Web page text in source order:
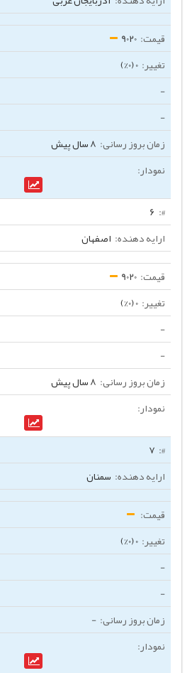
9020
0 (0%)
-
-
8 سال پیش
6
اصفهان
9020
0 (0%)
-
-
8 سال پیش
7
سمنان
0 (0%)
-
-
-